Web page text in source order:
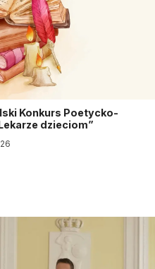
Konkurs Poetycko-
dzieciom”